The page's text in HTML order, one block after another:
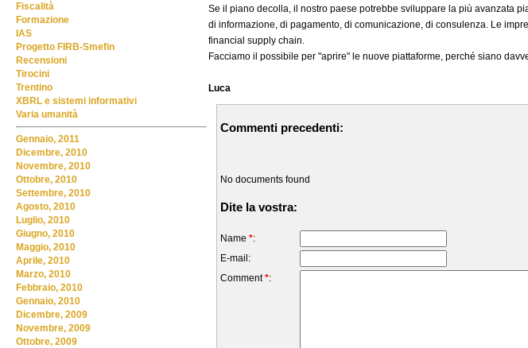
Se il piano decolla, il nostro paese potrebbe sviluppare la più avanzata
di informazione, di pagamento, di comunicazione, di consulenza. Le
financial supply chain.
Facciamo il possibile per "aprire" le nuove piattaforme, perché siano
Luca
Commenti precedenti:
No documents found
Dite la vostra:
Name *:
E-mail:
Comment*:
Fiscalità
Formazione
IAS
Progetto FIRB-Smefin
Recensioni
Tirocini
Trentino
XBRL e sistemi informativi
Varia umanità
Gennaio, 2011
Dicembre, 2010
Novembre, 2010
Ottobre, 2010
Settembre, 2010
Agosto, 2010
Luglio, 2010
Giugno, 2010
Maggio, 2010
Aprile, 2010
Marzo, 2010
Febbraio, 2010
Gennaio, 2010
Dicembre, 2009
Novembre, 2009
Ottobre, 2009